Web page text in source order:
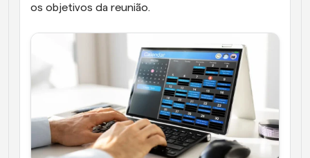
os objetivos da reunião.